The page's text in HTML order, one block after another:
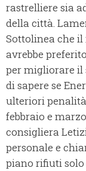
rastrelliere sia
della città.
Sottolinea che il
avrebbe
per migliorare il
di sapere se
ulteriori
febbraio e
consigliera
personale e
piano rifiuti solo